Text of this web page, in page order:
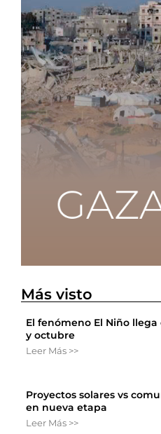
Más visto
El fenómeno El Niño
y octubre
Leer Más >>
Proyectos solares vs
en nueva etapa
Leer Más >>